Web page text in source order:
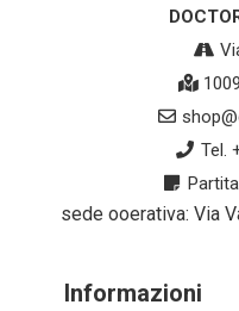
Tel.
sede ooerativa: Via
Informazioni